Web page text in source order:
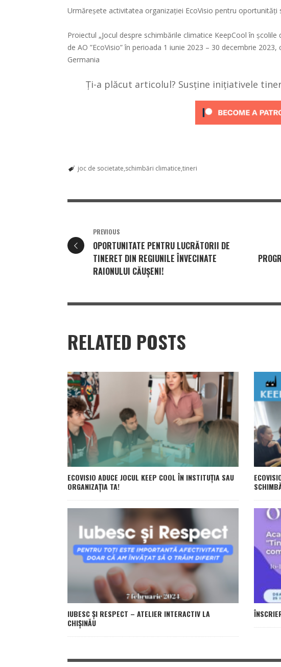
Urmăreșete activitatea organizației EcoVisio pentru oportunități
Proiectul „Jocul despre schimbările climatice KeepCool în
de AO ”EcoVisio” în perioada 1 iunie 2023 – 30 decembrie
Germania
Ți-a plăcut articolul? Susține inițiativele
joc de societate schimbări climatice tineri
PREVIOUS
OPORTUNITATE PENTRU LUCRĂTORII DE
TINERET DIN REGIUNILE ÎNVECINATE
RAIONULUI CĂUȘENI!
RELATED POSTS
ECOVISIO ADUCE JOCUL KEEP COOL ÎN INSTITUȚIA SAU
ORGANIZAȚIA TA!
IUBESC ȘI RESPECT – ATELIER INTERACTIV LA
CHIȘINĂU